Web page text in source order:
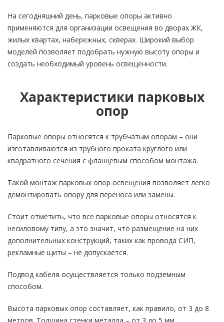
На сегодняшний день, парковые опоры активно
применяются для организации освещения во дворах ЖК,
жилых квартах, набережных, скверах. Широкий выбор
моделей позволяет подобрать нужную высоту опоры и
создать необходимый уровень освещенности.
Характеристики парковых
опор
Парковые опоры относятся к трубчатым опорам – они
изготавливаются из трубного проката круглого или
квадратного сечения с фланцевым способом монтажа.
Такой монтаж парковых опор освещения позволяет легко
демонтировать опору для переноса или замены.
Стоит отметить, что все парковые опоры относятся к
несиловому типу, а это значит, что размещение на них
дополнительных конструкций, таких как провода СИП,
рекламные щиты – не допускается.
Подвод кабеля осуществляется только подземным
способом.
Высота парковых опор составляет, как правило, от 3 до 8